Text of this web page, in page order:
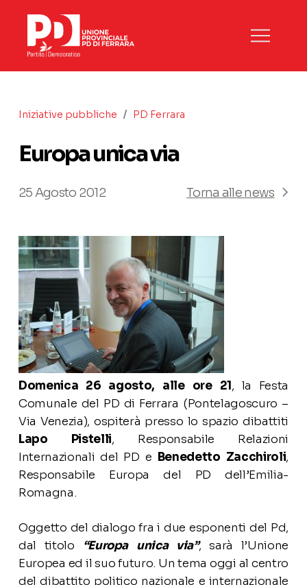
Iniziative pubbliche / PD Ferrara
Europa unica via
25 Agosto 2012 Torna alle news
Domenica 26 agosto, alle ore 21, la Festa
Comunale del PD di Ferrara (Pontelagoscuro –
Via Venezia), ospiterà presso lo spazio dibattiti
Lapo Pistelli, Responsabile Relazioni
Internazionali del PD e Benedetto Zacchiroli,
Responsabile Europa del PD dell’Emilia-
Romagna.
Oggetto del dialogo fra i due esponenti del Pd,
dal titolo
“Europa unica via”, sarà l’Unione
Europea ed il suo futuro. Un tema oggi al centro
del dibattito politico nazionale e internazionale